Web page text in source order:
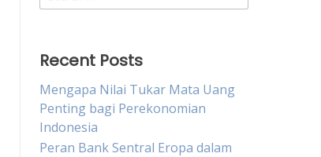
for:
Recent Posts
Mengapa Nilai Tukar Mata Uang
Penting bagi Perekonomian
Indonesia
Peran Bank Sentral Eropa dalam